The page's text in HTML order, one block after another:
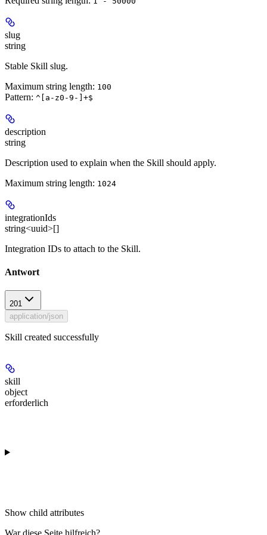
slug
string
Stable Skill slug.
Maximum string length: 100
Pattern: ^[a-z0-9-]+$
description
string
Description used to explain when the Skill should apply.
Maximum string length: 1024
integrationIds
string<uuid>[]
Integration IDs to attach to the Skill.
Antwort
201
application/json
Skill created successfully
skill
object
erforderlich
Show child attributes